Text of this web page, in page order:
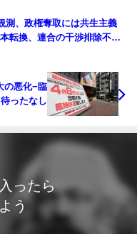
測、政権奪取には共生主義
転換、連合の干渉排除不可
の悪化−臨
ったなし
ったら
う